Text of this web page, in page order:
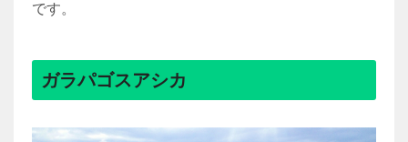
です。
ガラパゴスアシカ